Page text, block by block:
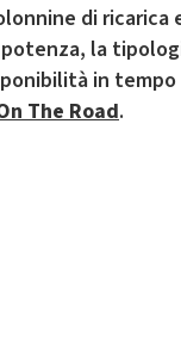
di
la
in
The Road.